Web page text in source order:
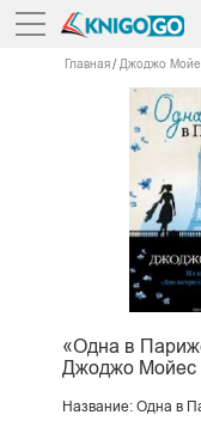
Главная Джоджо
«Одна в
Джоджо Мойес
Название: Одна в